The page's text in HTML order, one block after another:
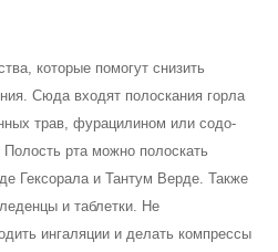
которые помогут снизить
Сюда входят полоскания горла
трав, фурацилином или содо-
рта можно полоскать
Гексорала и Тантум Верде. Также
и таблетки. Не
ингаляции и делать компрессы